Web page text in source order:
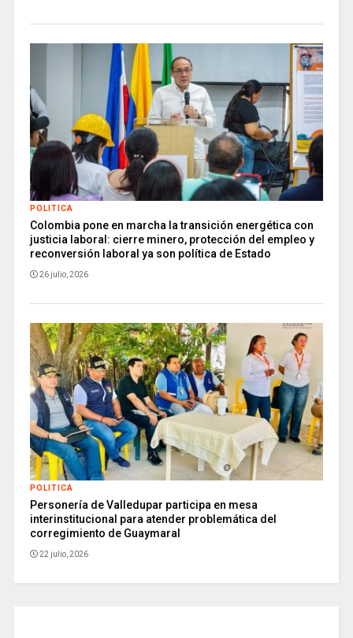
POLITICA
Colombia pone en marcha la transición energética con
justicia laboral: cierre minero, protección del empleo y
reconversión laboral ya son política de Estado
26 julio, 2026
POLITICA
Personería de Valledupar participa en mesa
interinstitucional para atender problemática del
corregimiento de Guaymaral
22 julio, 2026